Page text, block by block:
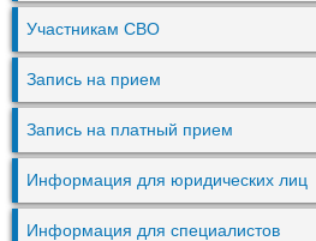
Участникам СВО
Запись на прием
Запись на платный прием
Информация для юридических лиц
Информация для специалистов